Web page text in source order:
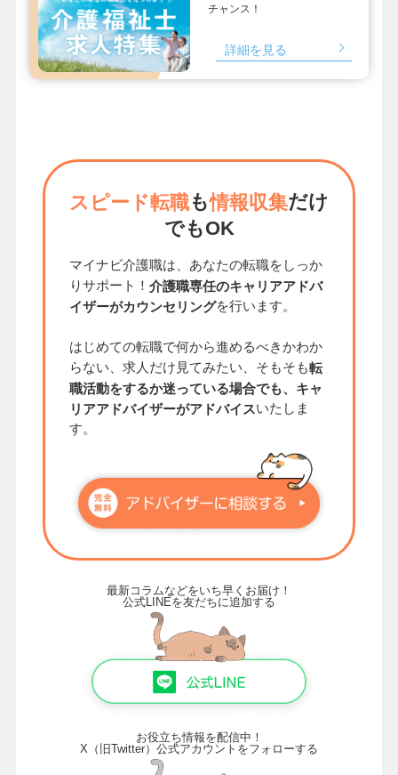
チャンス！
詳細を見る
スピード転職も情報収集だけ
でもOK
マイナビ介護職は、あなたの転職をしっか
りサポート！ 介護職専任のキャリアアドバ
イザーがカウンセリングを行います。
はじめての転職で何から進めるべきかわか
らない、求人だけ見てみたい、そもそも転
職活動をするか迷っている場合でも、キャ
リアアドバイザーがアドバイスいたしま
す。
最新コラムなどをいち早くお届け！
公式LINEを友だちに追加する
お役立ち情報を配信中！
X（旧Twitter）公式アカウントをフォローする